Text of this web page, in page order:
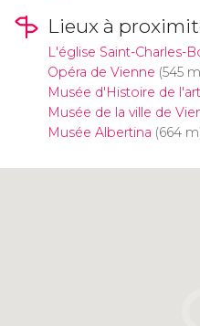
Lieux à
L'église Saint-Charles-
Opéra de Vienne (545
Musée d'Histoire de
Musée de la ville de
Musée Albertina (664